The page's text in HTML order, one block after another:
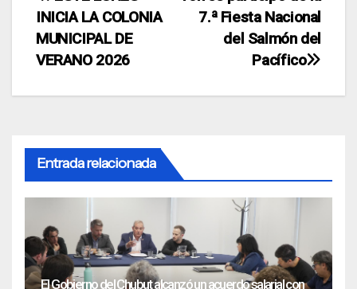
de
entradas
7.ª Fiesta Nacional
del Salmón del
Pacífico
INICIA LA COLONIA
MUNICIPAL DE
VERANO 2026
Entrada relacionada
El Gobierno del Chubut alcanzó un acuerdo salarial con